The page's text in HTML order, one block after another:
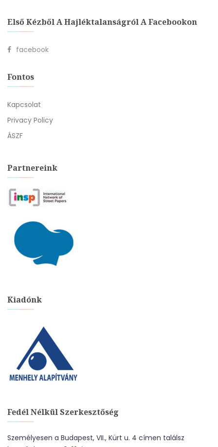
Első Kézből A Hajléktalanságról A Facebookon
facebook
Fontos
Kapcsolat
Privacy Policy
ÁSZF
Partnereink
Kiadónk
Fedél Nélkül Szerkesztőség
Személyesen a Budapest, VII., Kürt u. 4 címen találsz